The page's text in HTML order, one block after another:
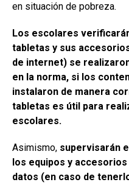
en situación de pobreza.
Los escolares
tabletas y sus
de internet) se
en la norma, si los
instalaron de manera
tabletas es útil para
escolares.
Asimismo, supervisarán el
los equipos y
datos (en caso de